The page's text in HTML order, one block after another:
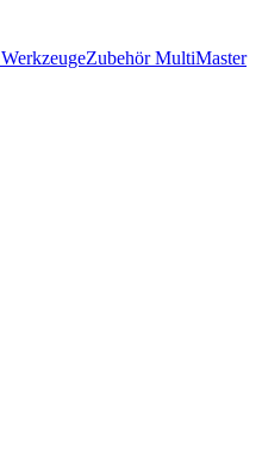
Zubehör MultiMaster